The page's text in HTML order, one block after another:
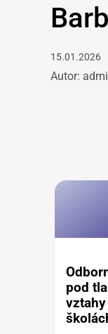
15.01.2026
Autor:
pod